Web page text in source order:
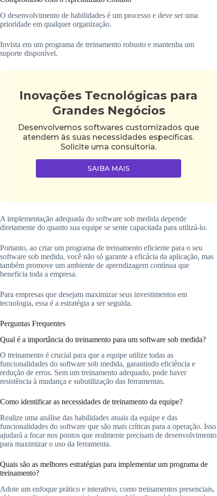
O desenvolvimento de habilidades é um processo e deve ser uma
prioridade em qualquer organização.
Invista em um programa de treinamento robusto e mantenha um
suporte disponível.
Inovações Tecnológicas para
Grandes Negócios
Desenvolvemos softwares customizados que
atendem às suas necessidades específicas.
Solicite uma consultoria.
SAIBA MAIS
A implementação adequada do software sob medida depende
diretamente do quanto sua equipe se sente capacitada para utilizá-lo.
Portanto, ao criar um programa de treinamento eficiente para o seu
software sob medida, você não só garante a eficácia da aplicação, mas
também promove um ambiente de aprendizagem contínua que
beneficia toda a empresa.
Para empresas que desejam maximizar seus investimentos em
tecnologia, essa é a estratégia a ser seguida.
Perguntas Frequentes
Qual é a importância do treinamento para um software sob medida?
O treinamento é crucial para que a equipe utilize todas as
funcionalidades do software sob medida, garantindo eficiência e
redução de erros. Sem um treinamento adequado, pode haver
resistência à mudança e subutilização das ferramentas.
Como identificar as necessidades de treinamento da equipe?
Realize uma análise das habilidades atuais da equipe e das
funcionalidades do software que são mais críticas para a operação. Isso
ajudará a focar nos pontos que realmente precisam de desenvolvimento
para maximizar o uso da ferramenta.
Quais são as melhores estratégias para implementar um programa de
treinamento?
Adote um enfoque prático e interativo, como treinamentos presenciais,